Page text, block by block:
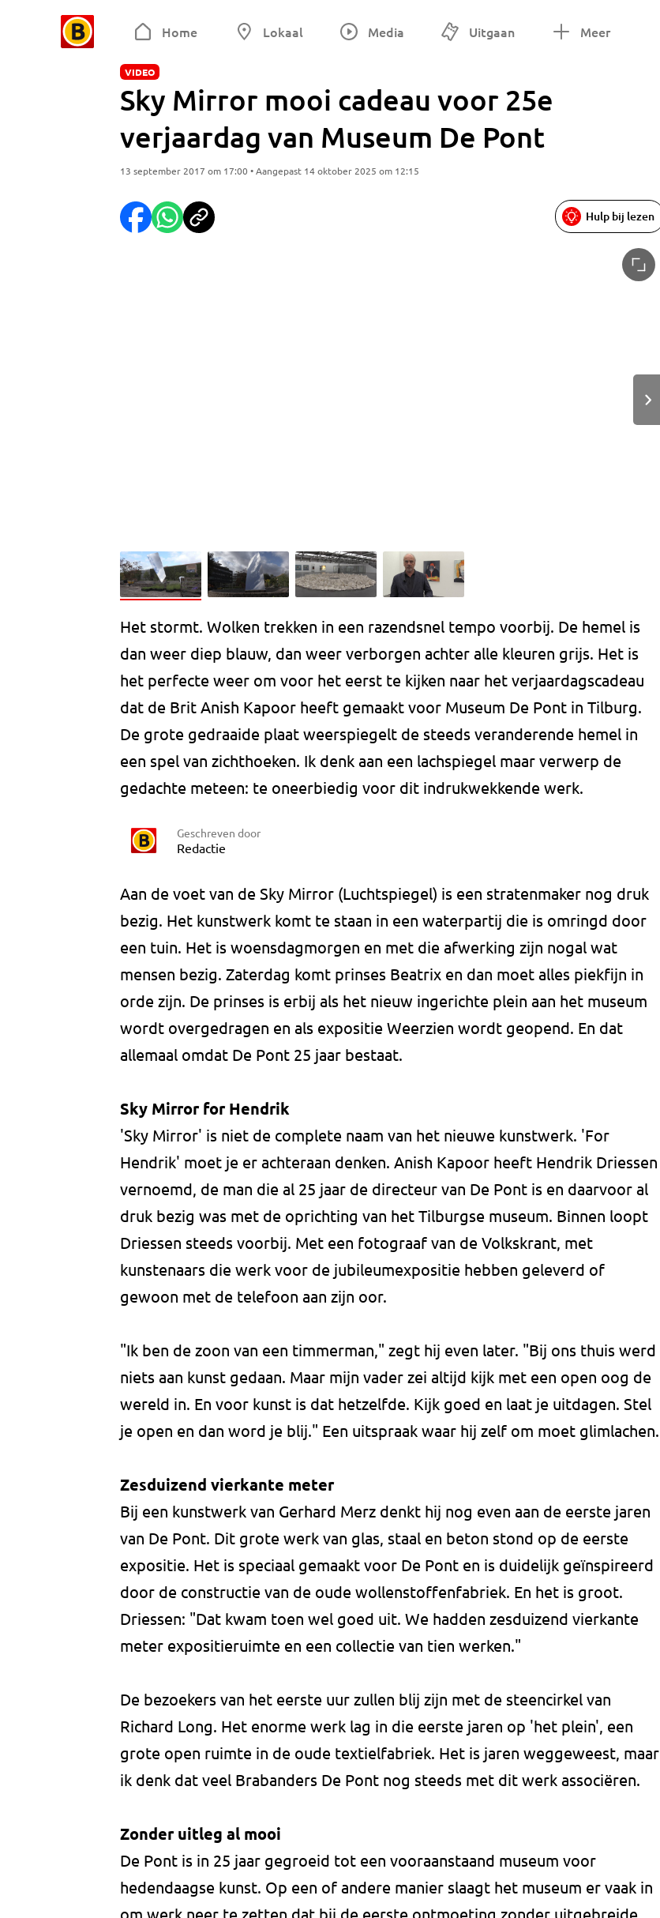
Home Lokaal Media Uitgaan Meer
VIDEO
Sky Mirror mooi cadeau voor 25e
verjaardag van Museum De Pont
13 september 2017 om 17:00 • Aangepast 14 oktober 2025 om 12:15
Hulp bij lezen
Het stormt. Wolken trekken in een razendsnel tempo voorbij. De hemel is
dan weer diep blauw, dan weer verborgen achter alle kleuren grijs. Het is
het perfecte weer om voor het eerst te kijken naar het verjaardagscadeau
dat de Brit Anish Kapoor heeft gemaakt voor Museum De Pont in Tilburg.
De grote gedraaide plaat weerspiegelt de steeds veranderende hemel in
een spel van zichthoeken. Ik denk aan een lachspiegel maar verwerp de
gedachte meteen: te oneerbiedig voor dit indrukwekkende werk.
Geschreven door
Redactie
Aan de voet van de Sky Mirror (Luchtspiegel) is een stratenmaker nog druk
bezig. Het kunstwerk komt te staan in een waterpartij die is omringd door
een tuin. Het is woensdagmorgen en met die afwerking zijn nogal wat
mensen bezig. Zaterdag komt prinses Beatrix en dan moet alles piekfijn in
orde zijn. De prinses is erbij als het nieuw ingerichte plein aan het museum
wordt overgedragen en als expositie Weerzien wordt geopend. En dat
allemaal omdat De Pont 25 jaar bestaat.
Sky Mirror for Hendrik
'Sky Mirror' is niet de complete naam van het nieuwe kunstwerk. 'For
Hendrik' moet je er achteraan denken. Anish Kapoor heeft Hendrik Driessen
vernoemd, de man die al 25 jaar de directeur van De Pont is en daarvoor al
druk bezig was met de oprichting van het Tilburgse museum. Binnen loopt
Driessen steeds voorbij. Met een fotograaf van de Volkskrant, met
kunstenaars die werk voor de jubileumexpositie hebben geleverd of
gewoon met de telefoon aan zijn oor.
"Ik ben de zoon van een timmerman," zegt hij even later. "Bij ons thuis werd
niets aan kunst gedaan. Maar mijn vader zei altijd kijk met een open oog de
wereld in. En voor kunst is dat hetzelfde. Kijk goed en laat je uitdagen. Stel
je open en dan word je blij." Een uitspraak waar hij zelf om moet glimlachen.
Zesduizend vierkante meter
Bij een kunstwerk van Gerhard Merz denkt hij nog even aan de eerste jaren
van De Pont. Dit grote werk van glas, staal en beton stond op de eerste
expositie. Het is speciaal gemaakt voor De Pont en is duidelijk geïnspireerd
door de constructie van de oude wollenstoffenfabriek. En het is groot.
Driessen: "Dat kwam toen wel goed uit. We hadden zesduizend vierkante
meter expositieruimte en een collectie van tien werken."
De bezoekers van het eerste uur zullen blij zijn met de steencirkel van
Richard Long. Het enorme werk lag in die eerste jaren op 'het plein', een
grote open ruimte in de oude textielfabriek. Het is jaren weggeweest, maar
ik denk dat veel Brabanders De Pont nog steeds met dit werk associëren.
Zonder uitleg al mooi
De Pont is in 25 jaar gegroeid tot een vooraanstaand museum voor
hedendaagse kunst. Op een of andere manier slaagt het museum er vaak in
om werk neer te zetten dat bij de eerste ontmoeting zonder uitgebreide